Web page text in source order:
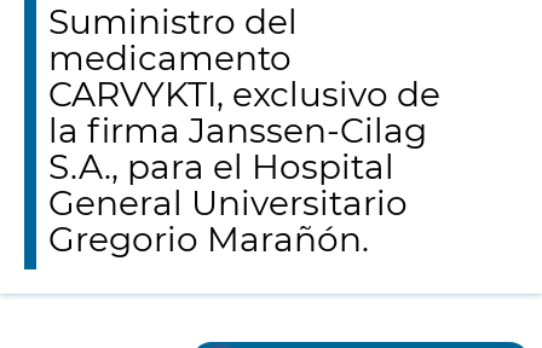
Suministro del
medicamento
CARVYKTI, exclusivo de
la firma Janssen-Cilag
S.A., para el Hospital
General Universitario
Gregorio Marañón.